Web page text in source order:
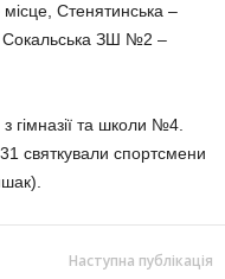
Стенятинська –
Сокальська ЗШ №2 –
гімназії та школи №4.
святкували спортсмени
Наступна публікація